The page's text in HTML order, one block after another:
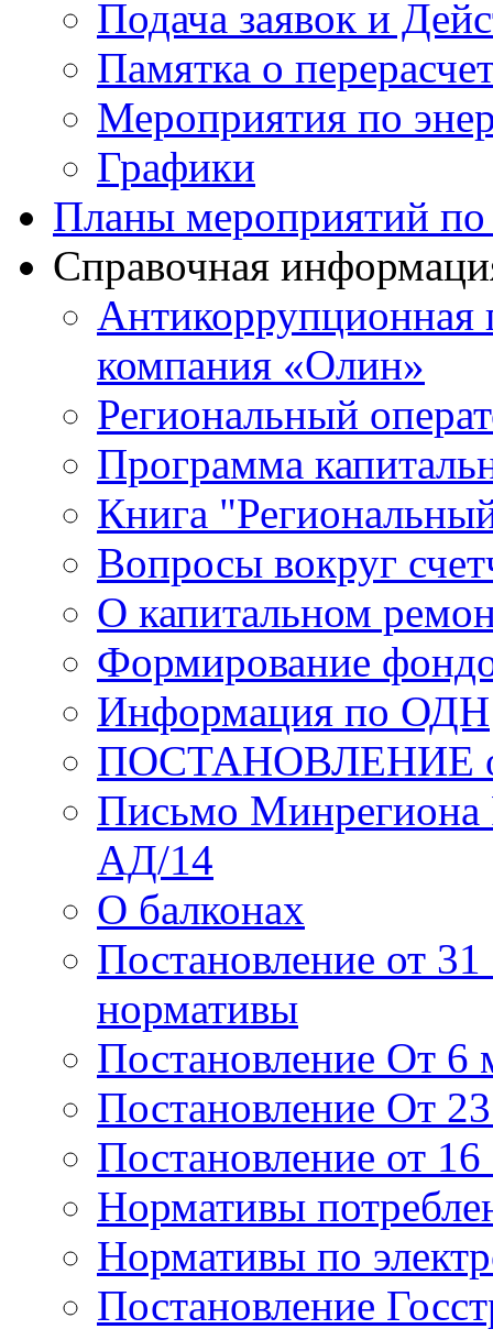
Подача заявок и
Памятка о
Мероприятия по
Графики
Планы мероприятий по
Справочная
компания «Олин»
Региональный
Программа
Книга
Вопросы вокруг
О капитальном
Формирование
Информация по ОДН
ПОСТАНОВЛЕНИЕ от
Письмо
АД/14
О балконах
Постановление от
нормативы
Постановление От 6
Постановление От
Постановление от
Нормативы
Нормативы по
Постановление